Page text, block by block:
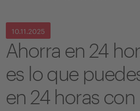
Ahorra en 24
es lo que
en 24 horas con
10.11.2025